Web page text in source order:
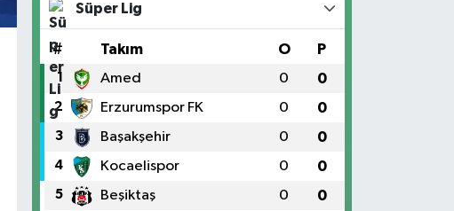
Süper Lig
# Takım O P
1 Amed 0 0
2 Erzurumspor FK 0 0
3 Başakşehir 0 0
4 Kocaelispor 0 0
5 Beşiktaş 0 0